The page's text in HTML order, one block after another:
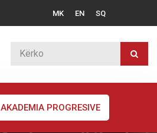
MK EN SQ
AKADEMIA PROGRESIVE